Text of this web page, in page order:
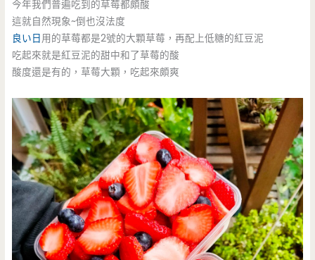
今年我們普遍吃到的草莓都頗酸
這就自然現象~倒也沒法度
良い日 用的草莓都是2號的大顆草莓，再配上低糖的紅豆泥
吃起來就是紅豆泥的甜中和了草莓的酸
酸度還是有的，草莓大顆，吃起來頗爽